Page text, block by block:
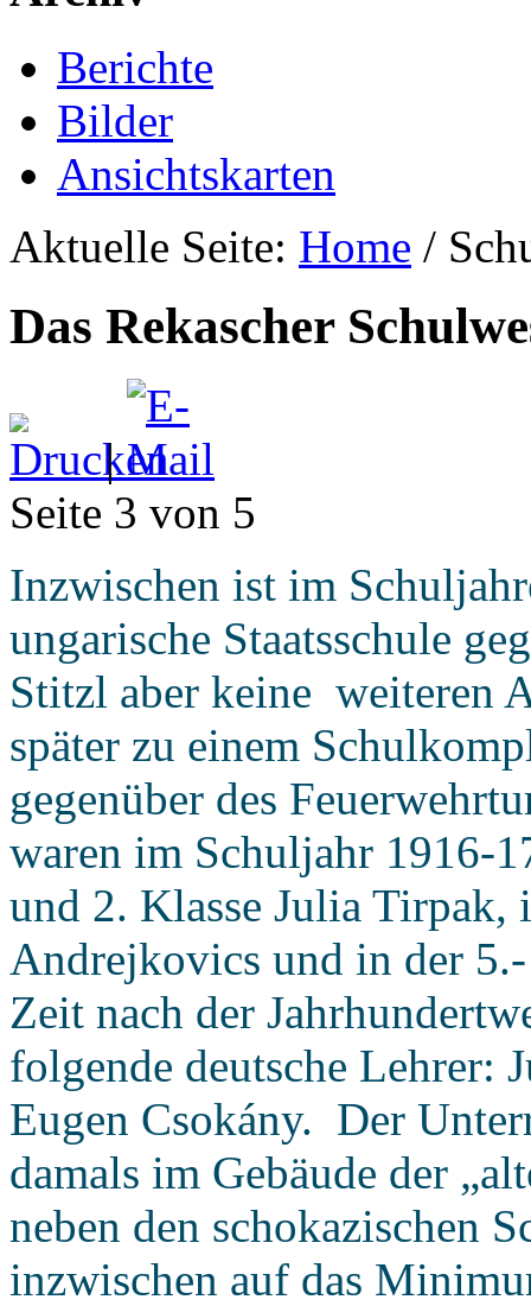
Berichte
Bilder
Ansichtskarten
Aktuelle Seite: Home /
Das Rekascher
|
Seite 3 von 5
Inzwischen ist im
ungarische Staatsschule
Stitzl aber keine weiteren
später zu einem
gegenüber des
waren im Schuljahr 1916-
und 2. Klasse Julia Tirpak,
Andrejkovics und in der
Zeit nach der
folgende deutsche Lehrer:
Eugen Csokány. Der
damals im Gebäude der
neben den schokazischen
inzwischen auf das